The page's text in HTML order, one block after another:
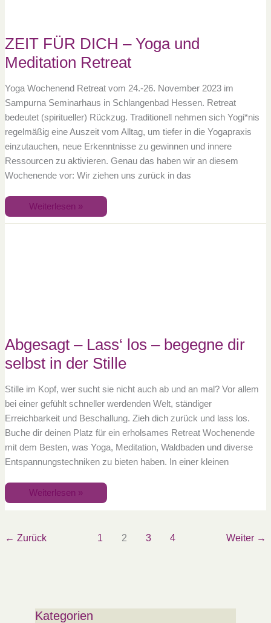
ZEIT FÜR DICH – Yoga und
Meditation Retreat
Yoga Wochenend Retreat vom 24.-26. November 2023 im
Sampurna Seminarhaus in Schlangenbad Hessen. Retreat
bedeutet (spiritueller) Rückzug. Traditionell nehmen sich Yogi*nis
regelmäßig eine Auszeit vom Alltag, um tiefer in die Yogapraxis
einzutauchen, neue Erkenntnisse zu gewinnen und innere
Ressourcen zu aktivieren. Genau das haben wir an diesem
Wochenende vor: Wir ziehen uns zurück in das
Weiterlesen »
Abgesagt – Lass‘ los – begegne dir
selbst in der Stille
Stille im Kopf, wer sucht sie nicht auch ab und an mal? Vor allem
bei einer gefühlt schneller werdenden Welt, ständiger
Erreichbarkeit und Beschallung. Zieh dich zurück und lass los.
Buche dir deinen Platz für ein erholsames Retreat Wochenende
mit dem Besten, was Yoga, Meditation, Waldbaden und diverse
Entspannungstechniken zu bieten haben. In einer kleinen
Weiterlesen »
← Zurück 1 2 3 4 Weiter →
Kategorien